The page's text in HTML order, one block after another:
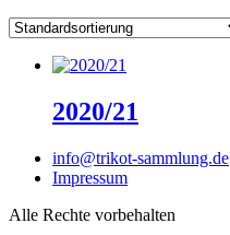
2020/21
info@trikot-sammlung.de
Impressum
Alle Rechte vorbehalten